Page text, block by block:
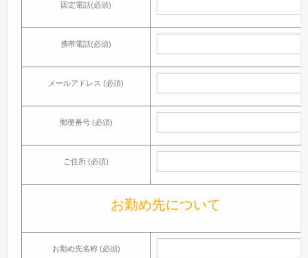
固定電話(必須)
携帯電話(必須)
メールアドレス (必須)
郵便番号 (必須)
ご住所 (必須)
お勤め先について
お勤め先名称 (必須)